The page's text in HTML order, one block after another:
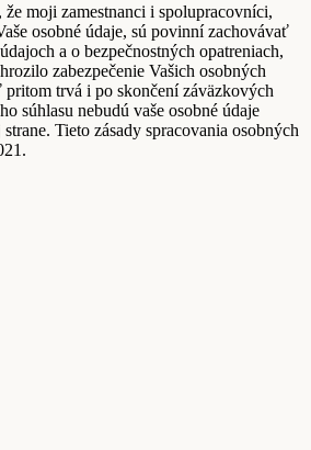
moji zamestnanci i spolupracovníci,
osobné údaje, sú povinní zachovávať
a o bezpečnostných opatreniach,
zabezpečenie Vašich osobných
trvá i po skončení záväzkových
súhlasu nebudú vaše osobné údaje
Tieto zásady spracovania osobných